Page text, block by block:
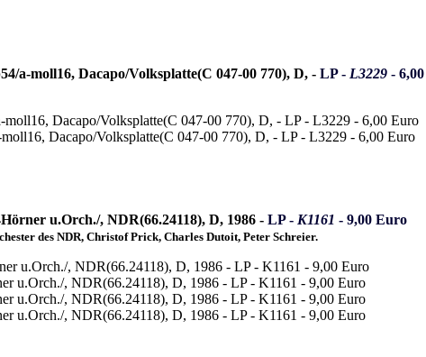
a-moll16, Dacapo/Volksplatte(C 047-00 770), D, - LP - L3229 -
u.Orch./, NDR(66.24118), D, 1986 - LP - K1161 - 9,00 Euro
des NDR, Christof Prick, Charles Dutoit, Peter Schreier.